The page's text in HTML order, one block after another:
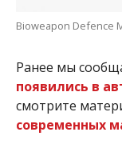
Bioweapon Defence
Ранее мы
появились в
смотрите
современных